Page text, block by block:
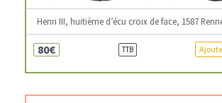
Henri III, huitième d’écu croix de face, 1587
80€ TTB